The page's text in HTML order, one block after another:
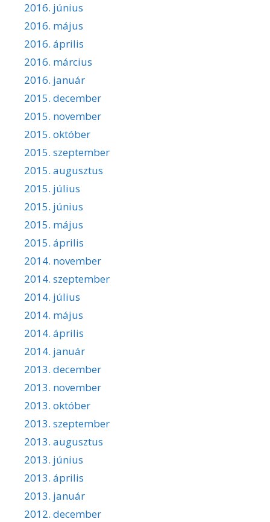
2016. június
2016. május
2016. április
2016. március
2016. január
2015. december
2015. november
2015. október
2015. szeptember
2015. augusztus
2015. július
2015. június
2015. május
2015. április
2014. november
2014. szeptember
2014. július
2014. május
2014. április
2014. január
2013. december
2013. november
2013. október
2013. szeptember
2013. augusztus
2013. június
2013. április
2013. január
2012. december